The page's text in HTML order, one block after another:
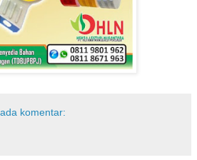
komentar: